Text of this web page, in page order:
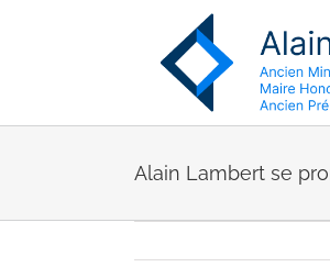
Alain Lambert se